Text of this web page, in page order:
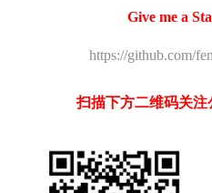
Give me a
https://github.com/
扫描下方二维码关注